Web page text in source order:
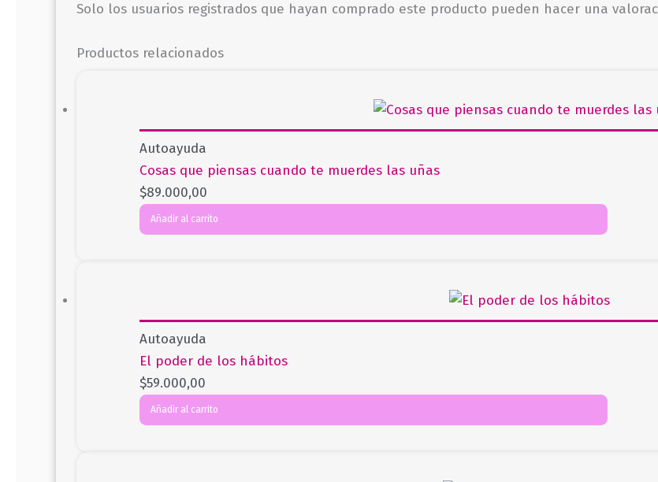
Solo los usuarios registrados que hayan comprado este producto pueden hacer una
Productos relacionados
Autoayuda
Cosas que piensas cuando te muerdes las uñas
$89.000,00
Añadir al carrito
Autoayuda
El poder de los hábitos
$59.000,00
Añadir al carrito